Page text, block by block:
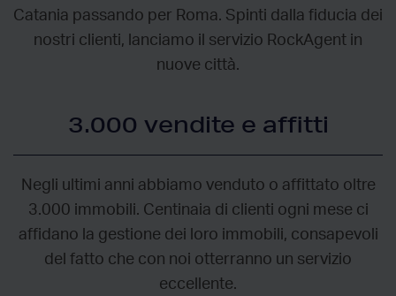
Catania passando per Roma. Spinti dalla fiducia dei
nostri clienti, lanciamo il servizio RockAgent in
nuove città.
3.000 vendite e affitti
Negli ultimi anni abbiamo venduto o affittato oltre
3.000 immobili. Centinaia di clienti ogni mese ci
affidano la gestione dei loro immobili, consapevoli
del fatto che con noi otterranno un servizio
eccellente.